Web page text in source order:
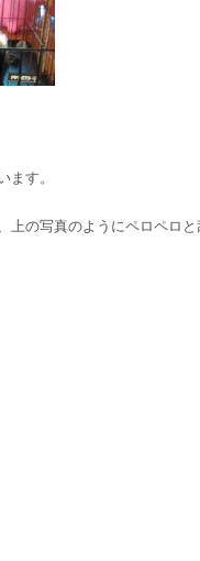
ます。
の写真のようにペロペロと